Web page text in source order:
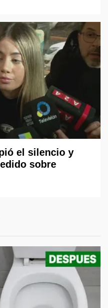
el silencio y
sobre